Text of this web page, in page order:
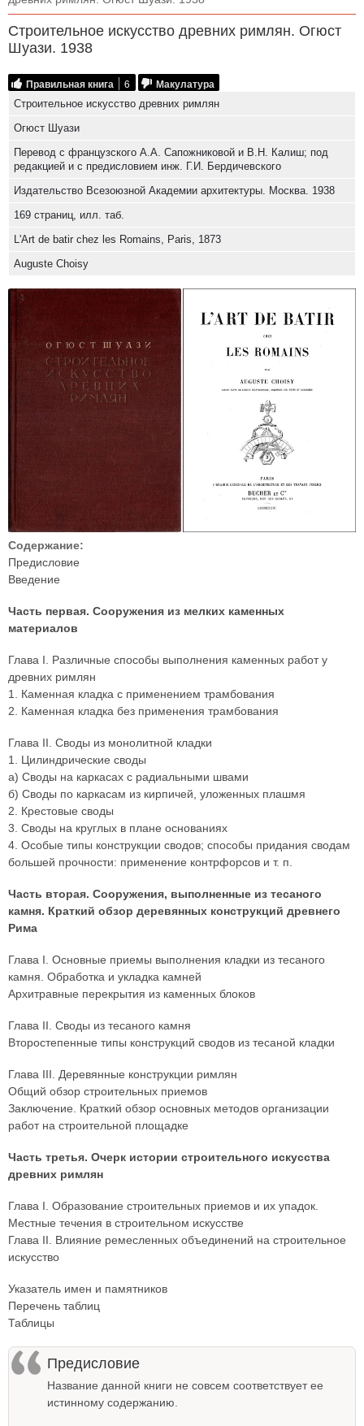
Строительное искусство древних римлян. Огюст
Шуази. 1938
Правильная книга 6 Макулатура
Строительное искусство древних римлян
Огюст Шуази
Перевод с французского А.А. Сапожниковой и В.Н. Калиш; под
редакцией и с предисловием инж. Г.И. Бердичевского
Издательство Всезоюзной Академии архитектуры. Москва. 1938
169 страниц, илл. таб.
L'Art de batir chez les Romains, Paris, 1873
Auguste Choisy
Содержание:
Предисловие
Введение
Часть первая. Сооружения из мелких каменных
материалов
Глава I. Различные способы выполнения каменных работ у
древних римлян
1. Каменная кладка с применением трамбования
2. Каменная кладка без применения трамбования
Глава II. Своды из монолитной кладки
1. Цилиндрические своды
а) Своды на каркасах с радиальными швами
б) Своды по каркасам из кирпичей, уложенных плашмя
2. Крестовые своды
3. Своды на круглых в плане основаниях
4. Особые типы конструкции сводов; способы придания сводам
большей прочности: применение контрфорсов и т. п.
Часть вторая. Сооружения, выполненные из тесаного
камня. Краткий обзор деревянных конструкций древнего
Рима
Глава I. Основные приемы выполнения кладки из тесаного
камня. Обработка и укладка камней
Архитравные перекрытия из каменных блоков
Глава II. Своды из тесаного камня
Второстепенные типы конструкций сводов из тесаной кладки
Глава III. Деревянные конструкции римлян
Общий обзор строительных приемов
Заключение. Краткий обзор основных методов организации
работ на строительной площадке
Часть третья. Очерк истории строительного искусства
древних римлян
Глава I. Образование строительных приемов и их упадок.
Местные течения в строительном искусстве
Глава II. Влияние ремесленных объединений на строительное
искусство
Указатель имен и памятников
Перечень таблиц
Таблицы
Предисловие
Название данной книги не совсем соответствует ее
истинному содержанию.